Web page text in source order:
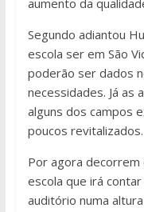
aumento da
Segundo adiantou
escola ser em São
poderão ser dados
necessidades. Já as
alguns dos campos
poucos revitalizados.
Por agora
escola que irá
auditório numa